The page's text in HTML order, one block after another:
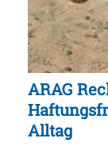
ARAG
Alltag